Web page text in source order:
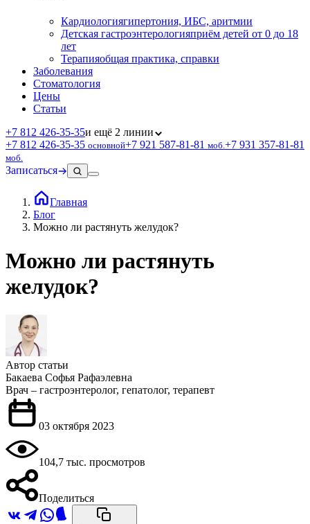
Кардиологиягипертония, ИБС, аритмии
Детская гастроэнтерологияприём детей от 0 до 18
лет
Терапияобщая практика, справки
Заболевания
Стоматология
Цены
Статьи
+7 812 426‑35‑35и ещё 2 линии
+7 812 426‑35‑35 основной+7 921 587‑81‑81 моб. +7 931 357‑81‑81
моб.
Записаться
Главная
Блог
Можно ли растянуть желудок?
Можно ли растянуть
желудок?
Автор статьи
Бакаева Софья Рафаэлевна
Врач – гастроэнтеролог, гепатолог, терапевт
03 октября 2023
104,7 тыс. просмотров
Поделиться